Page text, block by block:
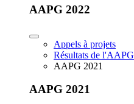
AAPG 2022
Appels à projets
Résultats de l'AAPG
AAPG 2021
AAPG 2021